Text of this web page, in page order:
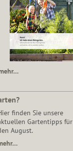
finden Sie unsere
Gartentipps für
August.